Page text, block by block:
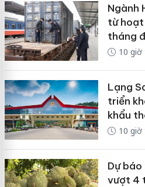
Ngành
từ hoạt
tháng
10
Lạng
triển
khẩu
10
Dự
vượt 4